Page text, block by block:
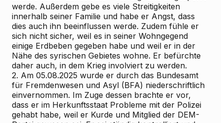
werde. Außerdem gebe es viele Streitigkeiten
innerhalb seiner Familie und habe er Angst, dass
dies auch ihn beeinflussen werde. Zudem fühle er
sich nicht sicher, weil es in seiner Wohngegend
einige Erdbeben gegeben habe und weil er in der
Nähe des syrischen Gebietes wohne. Er befürchte
daher auch, in dem Krieg involviert zu werden.
2. Am 05.08.2025 wurde er durch das Bundesamt
für Fremdenwesen und Asyl (BFA) niederschriftlich
einvernommen. Im Zuge dessen brachte er vor,
dass er im Herkunftsstaat Probleme mit der Polizei
gehabt habe, weil er Kurde und Mitglied der DEM-